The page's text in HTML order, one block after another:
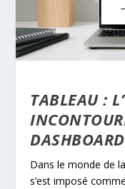
TABLEAU :
Dans le monde de
s’est imposé